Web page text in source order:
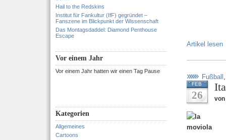
Hail to the Redskins
Institut für Fankultur (IfF) gegründet –
Fanszene im Blickpunkt der Wissenschaft
Das Montagsdaddel: Diamond Penthouse
Escape
Vor einem Jahr
Vor einem Jahr hatten wir einen Tag Pause
Kategorien
Allgemeines
Cartoons
Artikel lesen
Fußball
FEB
26